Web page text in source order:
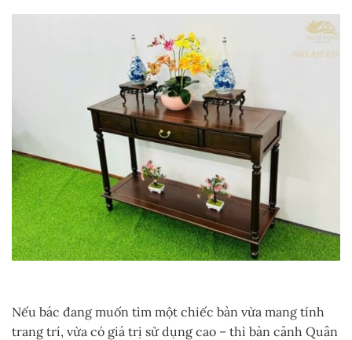
Nếu bác đang muốn tìm một chiếc bàn vừa mang tính
trang trí, vừa có giá trị sử dụng cao – thì bàn cảnh Quân